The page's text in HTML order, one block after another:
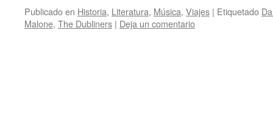
Publicado en Historia, Literatura, Música, Viajes | Etiquetado
Malone, The Dubliners | Deja un comentario